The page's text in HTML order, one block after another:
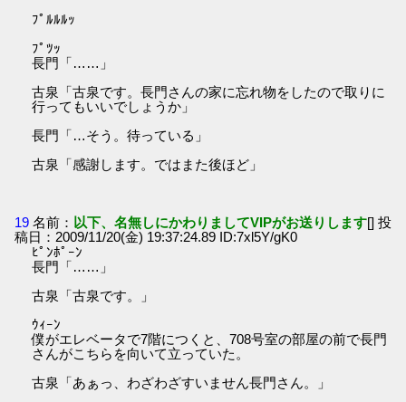
ﾌﾟﾙﾙﾙｯ
ﾌﾟﾂｯ
長門「……」
古泉「古泉です。長門さんの家に忘れ物をしたので取りに
行ってもいいでしょうか」
長門「…そう。待っている」
古泉「感謝します。ではまた後ほど」
19 名前： 以下、名無しにかわりましてVIPがお送りします[] 投
稿日：2009/11/20(金) 19:37:24.89 ID:7xl5Y/gK0
ﾋﾟﾝﾎﾟｰﾝ
長門「……」
古泉「古泉です。」
ｳｨｰﾝ
僕がエレベータで7階につくと、708号室の部屋の前で長門
さんがこちらを向いて立っていた。
古泉「あぁっ、わざわざすいません長門さん。」